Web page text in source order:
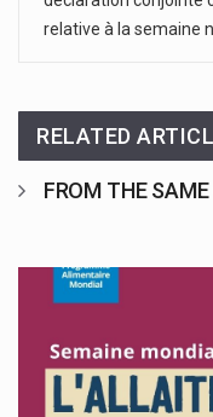
relative à la semaine
RELATED
FROM THE